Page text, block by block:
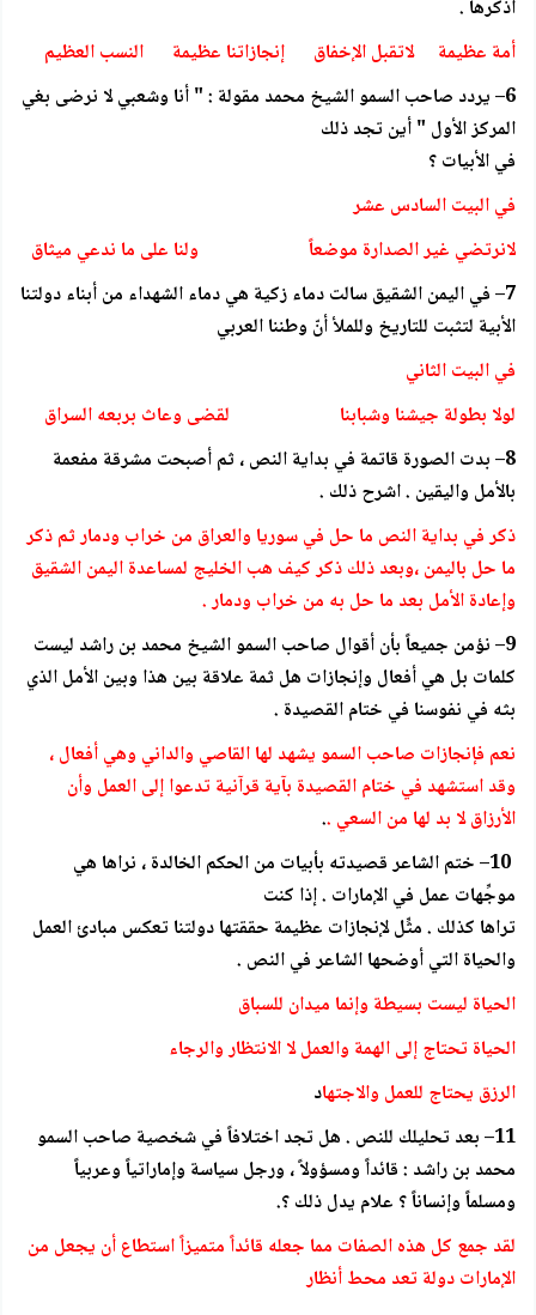
اذكرها .
أمة عظيمة لاتقبل الإخفاق إنجازاتنا عظيمة النسب العظيم
6– يردد صاحب السمو الشيخ محمد مقولة : " أنا وشعبي لا نرضى بغي
المركز الأول " أين تجد ذلك
في الأبيات ؟
في البيت السادس عشر
لانرتضي غير الصدارة موضعاً ولنا على ما ندعي ميثاق
7– في اليمن الشقيق سالت دماء زكية هي دماء الشهداء من أبناء دولتنا
الأبية لتثبت للتاريخ وللملأ أنّ وطننا العربي
في البيت الثاني
لولا بطولة جيشنا وشبابنا لقضى وعاث بربعه السراق
8– بدت الصورة قاتمة في بداية النص ، ثم أصبحت مشرقة مفعمة
بالأمل واليقين . اشرح ذلك .
ذكر في بداية النص ما حل في سوريا والعراق من خراب ودمار ثم ذكر
ما حل باليمن ،وبعد ذلك ذكر كيف هب الخليج لمساعدة اليمن الشقيق
وإعادة الأمل بعد ما حل به من خراب ودمار .
9– نؤمن جميعاً بأن أقوال صاحب السمو الشيخ محمد بن راشد ليست
كلمات بل هي أفعال وإنجازات هل ثمة علاقة بين هذا وبين الأمل الذي
بثه في نفوسنا في ختام القصيدة .
نعم فإنجازات صاحب السمو يشهد لها القاصي والداني وهي أفعال ،
وقد استشهد في ختام القصيدة بآية قرآنية تدعوا إلى العمل وأن
الأرزاق لا بد لها من السعي ..
10– ختم الشاعر قصيدته بأبيات من الحكم الخالدة ، نراها هي
موجِّهات عمل في الإمارات . إذا كنت
تراها كذلك . مثِّل لإنجازات عظيمة حققتها دولتنا تعكس مبادئ العمل
والحياة التي أوضحها الشاعر في النص .
الحياة ليست بسيطة وإنما ميدان للسباق
الحياة تحتاج إلى الهمة والعمل لا الانتظار والرجاء
الرزق يحتاج للعمل والاجتهاد
11– بعد تحليلك للنص . هل تجد اختلافاً في شخصية صاحب السمو
محمد بن راشد : قائداً ومسؤولاً ، ورجل سياسة وإماراتياً وعربياً
ومسلماً وإنساناً ؟ علام يدل ذلك ؟.
لقد جمع كل هذه الصفات مما جعله قائداً متميزاً استطاع أن يجعل من
الإمارات دولة تعد محط أنظار